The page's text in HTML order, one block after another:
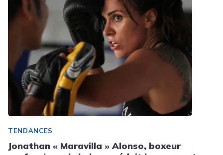
TENDANCES
Jonathan « Maravilla » Alonso, boxeur